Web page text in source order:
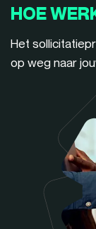
HOE
Het
op weg naar